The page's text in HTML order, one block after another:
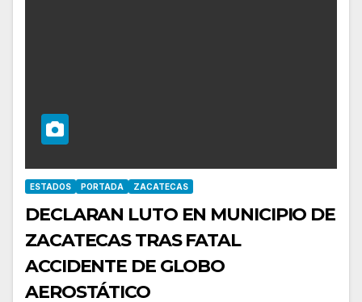
ESTADOS PORTADA ZACATECAS
DECLARAN LUTO EN MUNICIPIO DE
ZACATECAS TRAS FATAL
ACCIDENTE DE GLOBO
AEROSTÁTICO